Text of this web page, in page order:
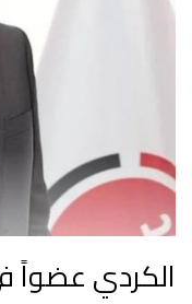
الكردي عضواً